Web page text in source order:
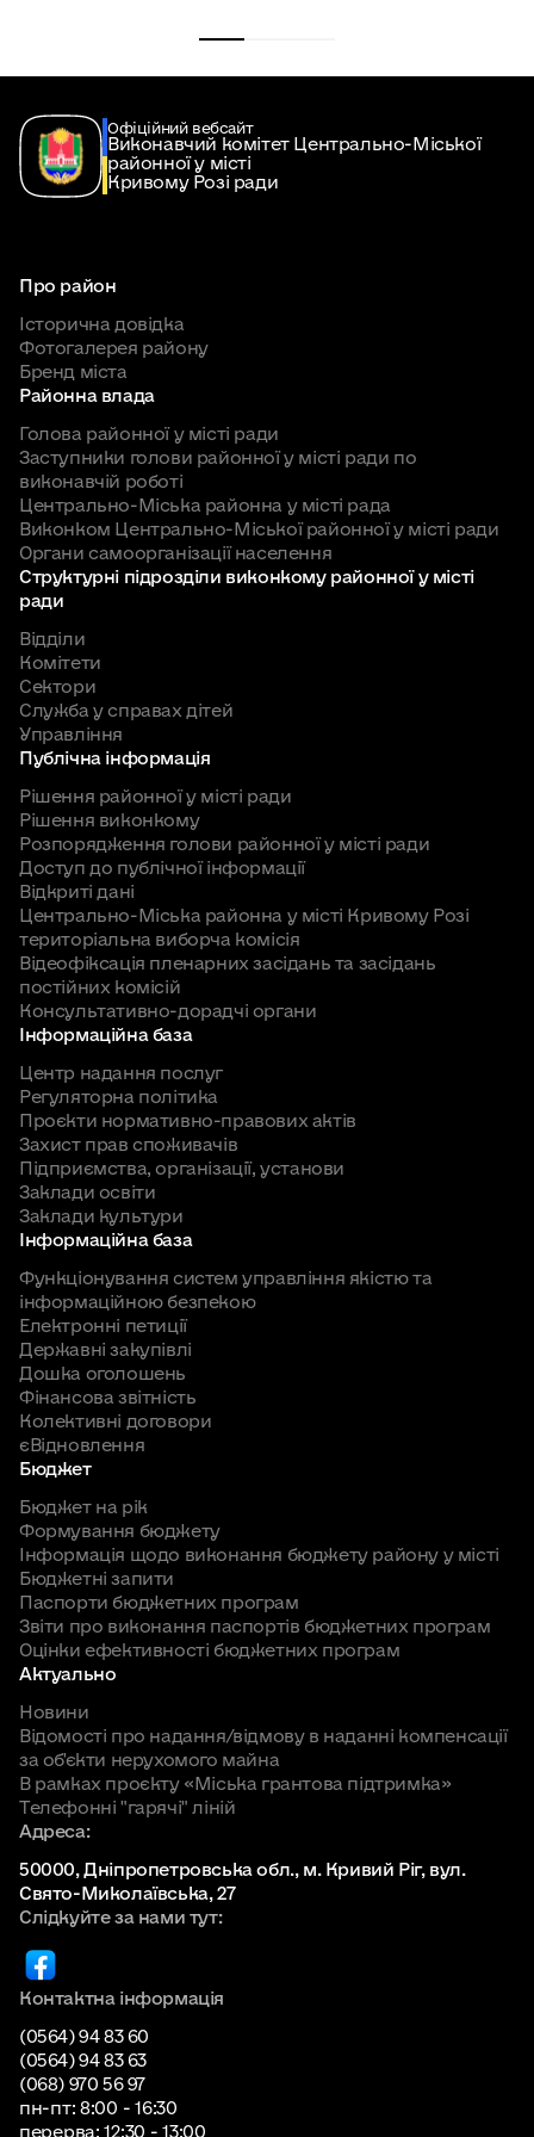
Офіційний вебсайт
Виконавчий комітет Центрально-Міської
районної у місті
Кривому Розі ради
Про район
Історична довідка
Фотогалерея району
Бренд міста
Районна влада
Голова районної у місті ради
Заступники голови районної у місті ради по
виконавчій роботі
Центрально-Міська районна у місті рада
Виконком Центрально-Міської районної у місті ради
Органи самоорганізації населення
Структурні підрозділи виконкому районної у місті
ради
Відділи
Комітети
Сектори
Служба у справах дітей
Управління
Публічна інформація
Рішення районної у місті ради
Рішення виконкому
Розпорядження голови районної у місті ради
Доступ до публічної інформації
Відкриті дані
Центрально-Міська районна у місті Кривому Розі
територіальна виборча комісія
Відеофіксація пленарних засідань та засідань
постійних комісій
Консультативно-дорадчі органи
Інформаційна база
Центр надання послуг
Регуляторна політика
Проєкти нормативно-правових актів
Захист прав споживачів
Підприємства, організації, установи
Заклади освіти
Заклади культури
Інформаційна база
Функціонування систем управління якістю та
інформаційною безпекою
Електронні петиції
Державні закупівлі
Дошка оголошень
Фінансова звітність
Колективні договори
єВідновлення
Бюджет
Бюджет на рік
Формування бюджету
Інформація щодо виконання бюджету району у місті
Бюджетні запити
Паспорти бюджетних програм
Звіти про виконання паспортів бюджетних програм
Оцінки ефективності бюджетних програм
Актуально
Новини
Відомості про надання/відмову в наданні компенсації
за об'єкти нерухомого майна
В рамках проєкту «Міська грантова підтримка»
Телефонні "гарячі" ліній
Адреса:
50000, Дніпропетровська обл., м. Кривий Ріг, вул.
Свято-Миколаївська, 27
Слідкуйте за нами тут:
Контактна інформація
(0564) 94 83 60
(0564) 94 83 63
(068) 970 56 97
пн-пт: 8:00 - 16:30
перерва: 12:30 - 13:00